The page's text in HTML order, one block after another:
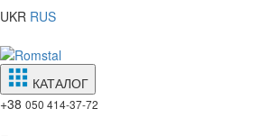
UKR RUS
КАТАЛОГ
+38 050 414-37-72